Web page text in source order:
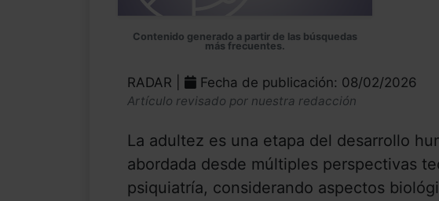
Contenido generado a partir de las búsquedas
más frecuentes.
RADAR | Fecha de publicación: 08/02/2026
Artículo revisado por nuestra redacción
La adultez es una etapa del desarrollo
abordada desde múltiples perspectivas
psiquiatría, considerando aspectos